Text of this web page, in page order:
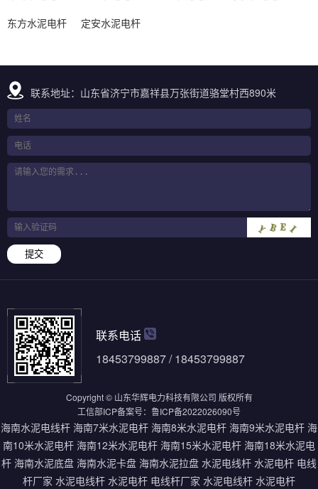
东方水泥电杆
定安水泥电杆
联系地址：山东省济宁市嘉祥县万张街道骆堂村西890米
提交
联系电话
18453799887 / 18453799887
Copyright © 山东华辉电力科技有限公司 版权所有
工信部ICP备案号： 鲁ICP备2022026090号
海南水泥电线杆 海南7米水泥电杆 海南8米水泥电杆 海南9米水泥电杆 海
南10米水泥电杆 海南12米水泥电杆 海南15米水泥电杆 海南18米水泥电
杆 海南水泥底盘 海南水泥卡盘 海南水泥拉盘 水泥电线杆 水泥电杆 电线
杆厂家 水泥电线杆 水泥电杆 电线杆厂家 水泥电线杆 水泥电杆